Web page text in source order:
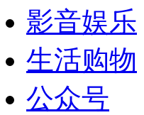
影音娱乐
生活购物
公众号